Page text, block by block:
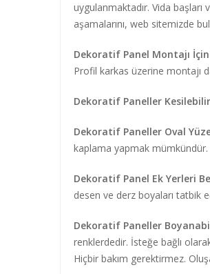
uygulanmaktadır. Vida
aşamalarını, web sitemizde
Dekoratif Panel Montajı İçin
Profil karkas üzerine montajı
Dekoratif Paneller
Dekoratif Paneller Oval
kaplama yapmak mümkündür.
Dekoratif Panel Ek Yerleri
desen ve derz boyaları tatbik
Dekoratif Paneller
renklerdedir. İsteğe bağlı
Hiçbir bakım gerektirmez.